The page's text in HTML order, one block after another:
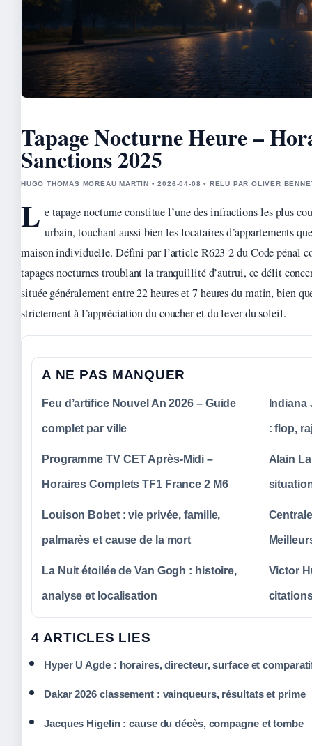
Tapage Nocturne Heure –
Sanctions 2025
HUGO THOMAS MOREAU MARTIN • 2026-04-08 • RELU PAR OLIVER
L e tapage nocturne constitue l’une des infractions les plus
urbain, touchant aussi bien les locataires d’appartements
maison individuelle. Défini par l’article R623-2 du Code pénal
tapages nocturnes troublant la tranquillité d’autrui, ce délit
située généralement entre 22 heures et 7 heures du matin, bien
strictement à l’appréciation du coucher et du lever du soleil.
A NE PAS MANQUER
Feu d’artifice Nouvel An 2026 – Guide
complet par ville
Indiana
: flop,
Programme TV CET Après-Midi –
Horaires Complets TF1 France 2 M6
Alain
Louison Bobet : vie privée, famille,
palmarès et cause de la mort
La Nuit étoilée de Van Gogh : histoire,
analyse et localisation
Victor
4 ARTICLES LIES
Hyper U Agde : horaires, directeur, surface et
Dakar 2026 classement : vainqueurs, résultats et prime
Jacques Higelin : cause du décès, compagne et tombe